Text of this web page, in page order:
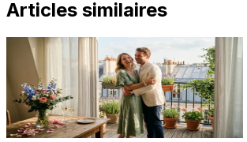
Articles similaires